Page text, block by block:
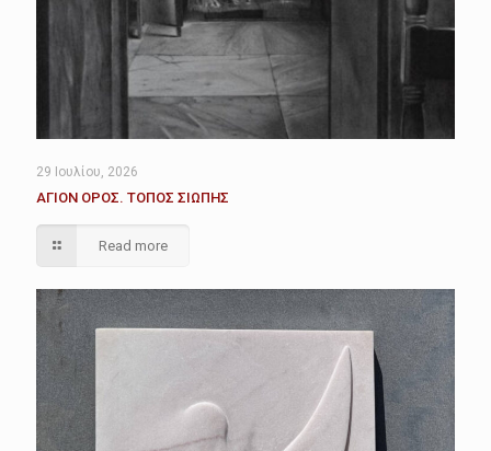
29 Ιουλίου, 2026
ΑΓΙΟΝ ΟΡΟΣ. ΤΟΠΟΣ ΣΙΩΠΗΣ
Read more